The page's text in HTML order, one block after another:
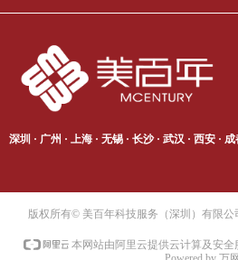
深圳 · 广州 · 上海 · 无锡 · 长沙 · 武汉 · 西安 ·
版权所有© 美百年科技服务（深圳）有限公
本网站由阿里云提供云计算及安全